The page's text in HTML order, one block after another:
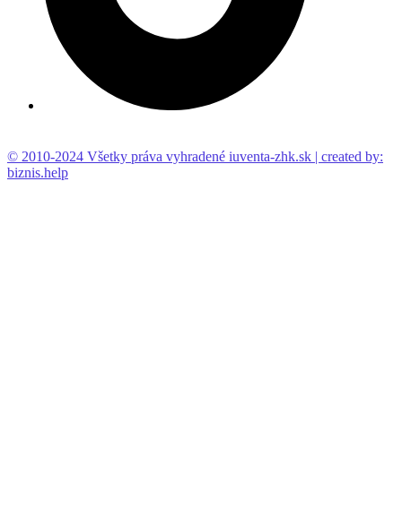
© 2010-2024 Všetky práva vyhradené iuventa-zhk.sk | created by:
biznis.help